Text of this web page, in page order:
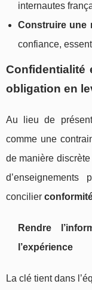
internautes
Construire une
confiance,
Confidentialité
obligation en
Au lieu de
comme une
de manière
concilier
Rendre
l’expérience
La clé tient dans